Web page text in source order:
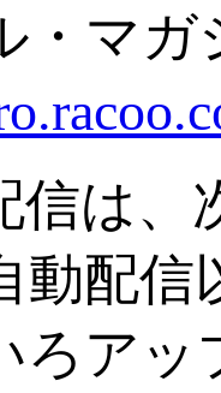
・マガ
信は、
動配
ろア